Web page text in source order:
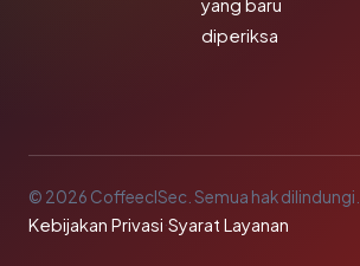
yang baru
diperiksa
© 2026 CoffeeclSec. Semua hak dilindungi.
Kebijakan Privasi·Syarat Layanan